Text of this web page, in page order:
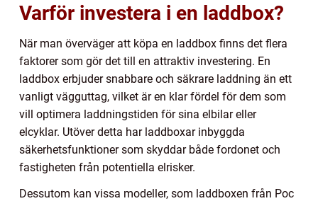
Varför investera i en laddbox?
När man överväger att köpa en laddbox finns det flera
faktorer som gör det till en attraktiv investering. En
laddbox erbjuder snabbare och säkrare laddning än ett
vanligt vägguttag, vilket är en klar fördel för dem som
vill optimera laddningstiden för sina elbilar eller
elcyklar. Utöver detta har laddboxar inbyggda
säkerhetsfunktioner som skyddar både fordonet och
fastigheten från potentiella elrisker.
Dessutom kan vissa modeller, som laddboxen från Poc